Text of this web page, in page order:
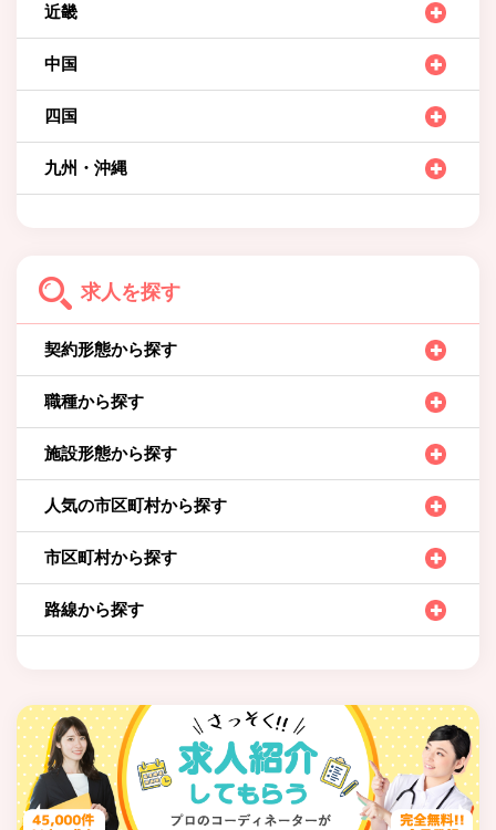
近畿
中国
四国
九州・沖縄
求人を探す
契約形態から探す
職種から探す
施設形態から探す
人気の市区町村から探す
市区町村から探す
路線から探す